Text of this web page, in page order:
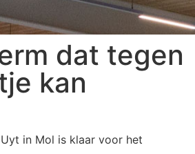
dat tegen
kan
in Mol is klaar voor het